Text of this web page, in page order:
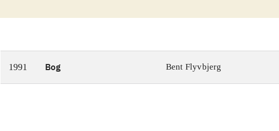
1991 Bog Bent Flyvbjerg